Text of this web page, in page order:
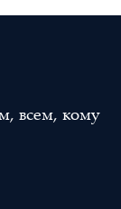
всем, кому